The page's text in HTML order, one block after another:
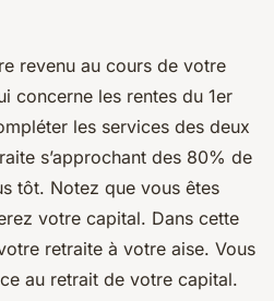
revenu au cours de votre
concerne les rentes du 1er
les services des deux
s’approchant des 80% de
tôt. Notez que vous êtes
votre capital. Dans cette
retraite à votre aise. Vous
au retrait de votre capital.